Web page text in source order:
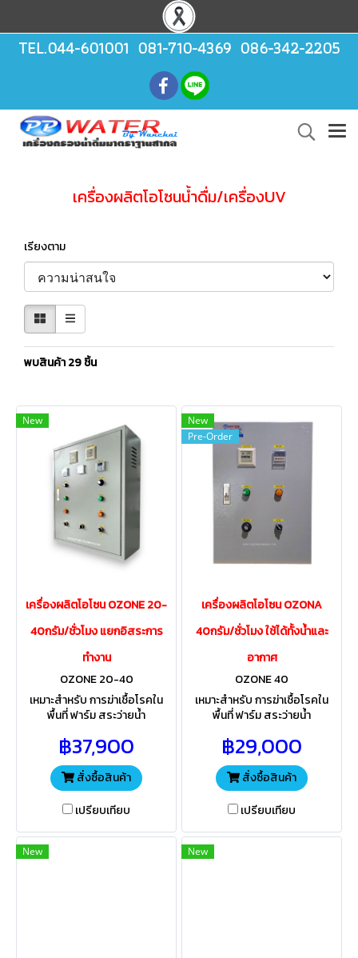
TEL.044-601001 081-710-4369 086-342-2205
เครื่องผลิตโอโซนน้ำดื่ม/เครื่องUV
เรียงตาม
พบสินค้า 29 ชิ้น
New
เครื่องผลิตโอโซน OZONE 20-
40กรัม/ชั่วโมง แยกอิสระการ
ทำงาน
OZONE 20-40
เหมาะสำหรับ การฆ่าเชื้อโรคใน
พื้นที่ ฟาร์ม สระว่ายน้ำ
อุตสาหกรรมอาหาร เกษตร
แปรรูป โรงพยาบาล บำบัดน้ำเสีย
฿37,900
สั่งซื้อสินค้า
เปรียบเทียบ
New
Pre-Order
เครื่องผลิตโอโซน OZONA
40กรัม/ชั่วโมง ใช้ได้ทั้งน้ำและ
อากาศ
OZONE 40
เหมาะสำหรับ การฆ่าเชื้อโรคใน
พื้นที่ ฟาร์ม สระว่ายน้ำ
อุตสาหกรรมอาหาร เกษตร
แปรรูป โรงพยาบาล บำบัดน้ำเสีย
฿29,000
สั่งซื้อสินค้า
เปรียบเทียบ
New New